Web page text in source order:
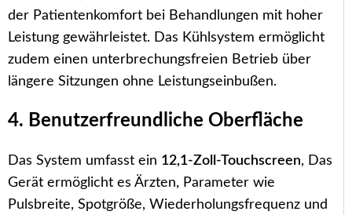
der Patientenkomfort bei Behandlungen mit hoher
Leistung gewährleistet. Das Kühlsystem ermöglicht
zudem einen unterbrechungsfreien Betrieb über
längere Sitzungen ohne Leistungseinbußen.
4. Benutzerfreundliche Oberfläche
Das System umfasst ein 12,1-Zoll-Touchscreen, Das
Gerät ermöglicht es Ärzten, Parameter wie
Pulsbreite, Spotgröße, Wiederholungsfrequenz und